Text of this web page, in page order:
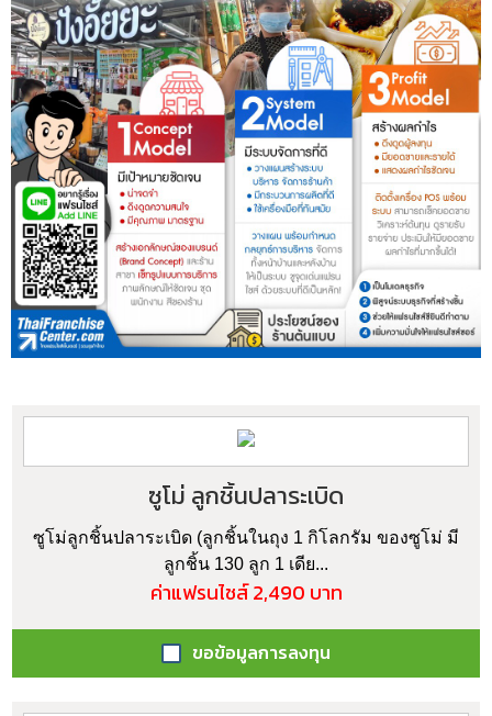
ซูโม่ ลูกชิ้นปลาระเบิด
ซูโม่ลูกชิ้นปลาระเบิด (ลูกชิ้นในถุง 1 กิโลกรัม ของซูโม่ มี
ลูกชิ้น 130 ลูก 1 เดีย...
ค่าแฟรนไชส์ 2,490 บาท
ขอข้อมูลการลงทุน